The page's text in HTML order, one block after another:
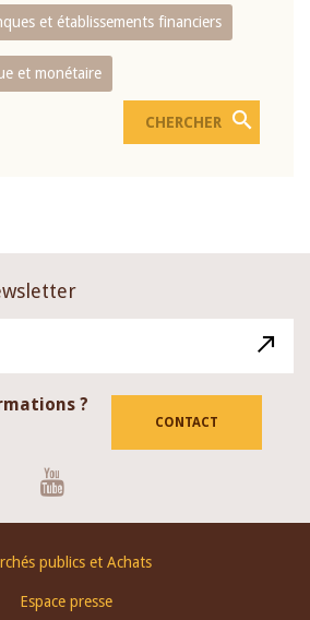
et établissements financiers
et monétaire
?
CONTACT
publics et Achats
Espace presse